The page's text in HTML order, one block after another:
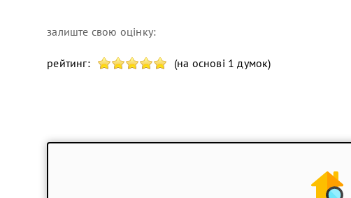
залиште свою оцінку:
рейтинг: (на основі 1 думок)